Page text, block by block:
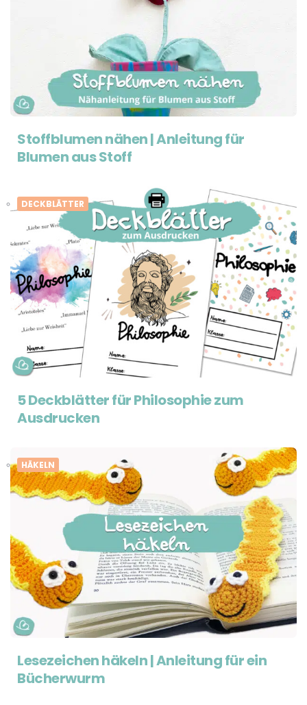
Stoffblumen nähen | Anleitung für
Blumen aus Stoff
DECKBLÄTTER
5 Deckblätter für Philosophie zum
Ausdrucken
HÄKELN
Lesezeichen häkeln | Anleitung für ein
Bücherwurm